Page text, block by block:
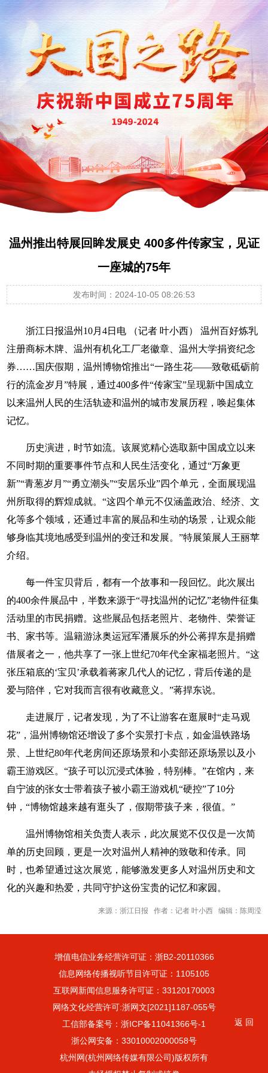
返 回
温州推出特展回眸发展史 400多件传家宝，见证
一座城的75年
发布时间：2024-10-05 08:26:53
浙江日报温州10月4日电 （记者 叶小西） 温州百好炼乳
注册商标木牌、温州有机化工厂老徽章、温州大学捐资纪念
券……国庆假期，温州博物馆推出“一路生花——致敬砥砺前
行的流金岁月”特展，通过400多件“传家宝”呈现新中国成立
以来温州人民的生活轨迹和温州的城市发展历程，唤起集体
记忆。
历史演进，时节如流。该展览精心选取新中国成立以来
不同时期的重要事件节点和人民生活变化，通过“万象更
新”“青葱岁月”“勇立潮头”“安居乐业”四个单元，全面展现温
州所取得的辉煌成就。“这四个单元不仅涵盖政治、经济、文
化等多个领域，还通过丰富的展品和生动的场景，让观众能
够身临其境地感受到温州的变迁和发展。”特展策展人王丽苹
介绍。
每一件宝贝背后，都有一个故事和一段回忆。此次展出
的400余件展品中，半数来源于“寻找温州的记忆”老物件征集
活动里的市民捐赠。这些展品包括老照片、老物件、荣誉证
书、家书等。温籍游泳奥运冠军潘展乐的外公蒋捍东是捐赠
借展者之一，他共享了一张上世纪70年代全家福老照片。“这
张压箱底的‘宝贝’承载着蒋家几代人的记忆，背后传递的是
爱与陪伴，它对我而言很有收藏意义。”蒋捍东说。
走进展厅，记者发现，为了不让游客在逛展时“走马观
花”，温州博物馆还增设了多个实景打卡点，如金温铁路场
景、上世纪80年代老房间还原场景和小卖部还原场景以及小
霸王游戏区。“孩子可以沉浸式体验，特别棒。”在馆内，来
自宁波的张女士带着孩子被小霸王游戏机“硬控”了10分
钟，“博物馆越来越有逛头了，假期带孩子来，很值。”
温州博物馆相关负责人表示，此次展览不仅仅是一次简
单的历史回顾，更是一次对温州人精神的致敬和传承。同
时，也希望通过这次展览，能够激发更多人对温州历史和文
化的兴趣和热爱，共同守护这份宝贵的记忆和家园。
来源：浙江日报 作者：记者 叶小西 编辑：陈周滢
增值电信业务经营许可证：浙B2-20110366
信息网络传播视听节目许可证：1105105
互联网新闻信息服务许可证：33120170003
网络文化经营许可:浙网文[2021]1187-055号
工信部备案号：浙ICP备11041366号-1
浙公网安备：33010002000058号
杭州网(杭州网络传媒有限公司)版权所有